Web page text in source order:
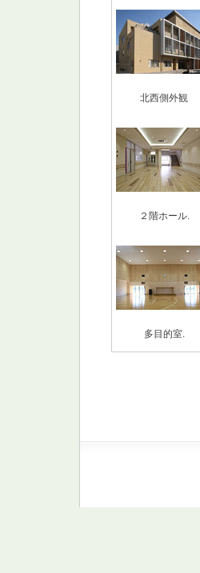
北西側外観
２階ホール.
多目的室.